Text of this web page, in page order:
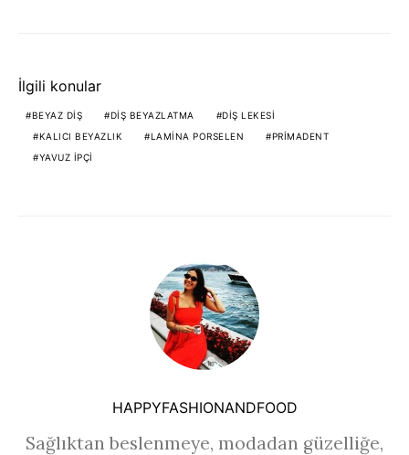
İlgili konular
BEYAZ DIŞ DIŞ BEYAZLATMA
DIŞ LEKESI
KALICI BEYAZLIK
LAMINA PORSELEN
PRIMADENT
YAVUZ İPÇI
HAPPYFASHIONANDFOOD
Sağlıktan beslenmeye, modadan güzelliğe,